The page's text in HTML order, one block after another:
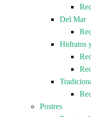
Del Mar
Hidratos
Postres